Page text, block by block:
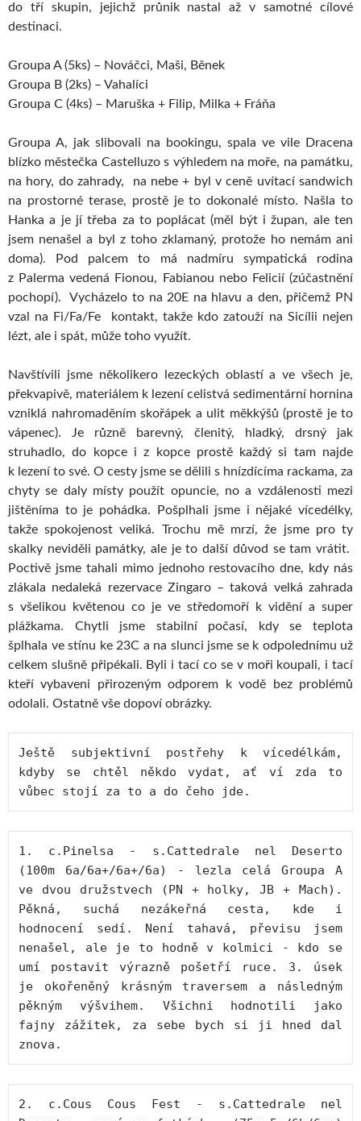
do tří skupin, jejichž průnik nastal až v samotné cílové
destinaci.
Groupa A (5ks) – Nováčci, Maši, Běnek
Groupa B (2ks) – Vahalíci
Groupa C (4ks) – Maruška + Filip, Milka + Fráňa
Groupa A, jak slibovali na bookingu, spala ve vile Dracena
blízko městečka Castelluzo s výhledem na moře, na památku,
na hory, do zahrady, na nebe + byl v ceně uvítací sandwich
na prostorné terase, prostě je to dokonalé místo. Našla to
Hanka a je jí třeba za to poplácat (měl být i župan, ale ten
jsem nenašel a byl z toho zklamaný, protože ho nemám ani
doma). Pod palcem to má nadmíru sympatická rodina
z Palerma vedená Fionou, Fabianou nebo Felicií (zúčastnění
pochopí). Vycházelo to na 20E na hlavu a den, přičemž PN
vzal na Fi/Fa/Fe kontakt, takže kdo zatouží na Sicílii nejen
lézt, ale i spát, může toho využít.
Navštívili jsme několikero lezeckých oblastí a ve všech je,
překvapivě, materiálem k lezení celistvá sedimentární hornina
vzniklá nahromaděním skořápek a ulit měkkýšů (prostě je to
vápenec). Je různě barevný, členitý, hladký, drsný jak
struhadlo, do kopce i z kopce prostě každý si tam najde
k lezení to své. O cesty jsme se dělili s hnízdícíma rackama, za
chyty se daly místy použít opuncie, no a vzdálenosti mezi
jištěníma to je pohádka. Pošplhali jsme i nějaké vícedélky,
takže spokojenost veliká. Trochu mě mrzí, že jsme pro ty
skalky neviděli památky, ale je to další důvod se tam vrátit.
Poctivě jsme tahali mimo jednoho restovacího dne, kdy nás
zlákala nedaleká rezervace Zingaro – taková velká zahrada
s všelikou květenou co je ve středomoří k vidění a super
plážkama. Chytli jsme stabilní počasí, kdy se teplota
šplhala ve stínu ke 23C a na slunci jsme se k odpolednímu už
celkem slušně připékali. Byli i tací co se v moři koupali, i tací
kteří vybaveni přirozeným odporem k vodě bez problémů
odolali. Ostatně vše dopoví obrázky.
Ještě subjektivní postřehy k vícedélkám,
kdyby se chtěl někdo vydat, ať ví zda to
vůbec stojí za to a do čeho jde.
1. c.Pinelsa - s.Cattedrale nel Deserto
(100m 6a/6a+/6a+/6a) - lezla celá Groupa A
ve dvou družstvech (PN + holky, JB + Mach).
Pěkná, suchá nezákeřná cesta, kde i
hodnocení sedí. Není tahavá, převisu jsem
nenašel, ale je to hodně v kolmici - kdo se
umí postavit výrazně pošetří ruce. 3. úsek
je okořeněný krásným traversem a následným
pěkným výšvihem. Všichni hodnotili jako
fajny zážitek, za sebe bych si ji hned dal
znova.
2. c.Cous Cous Fest - s.Cattedrale nel